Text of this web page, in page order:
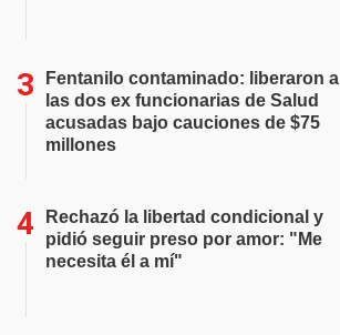
Fentanilo contaminado: liberaron a
las dos ex funcionarias de Salud
acusadas bajo cauciones de $75
millones
Rechazó la libertad condicional y
pidió seguir preso por amor: "Me
necesita él a mí"